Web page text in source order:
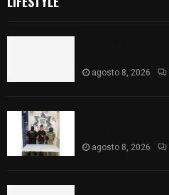
agosto 8, 2026
agosto 8, 2026